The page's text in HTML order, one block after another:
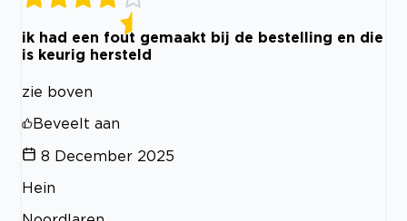
ik had een fout gemaakt bij de bestelling en die
is keurig hersteld
zie boven
Beveelt aan
8 December 2025
Hein